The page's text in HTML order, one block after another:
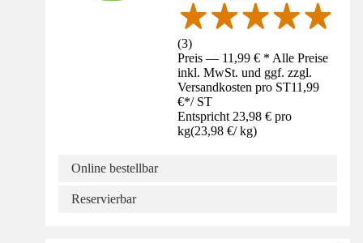
(3)
Preis — 11,99 € * Alle Preise
inkl. MwSt. und ggf. zzgl.
Versandkosten pro ST11,99
€*/ ST
Entspricht 23,98 € pro
kg(23,98 €/ kg)
Online bestellbar
Reservierbar